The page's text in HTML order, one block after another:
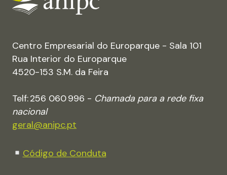
Centro Empresarial do Europarque - Sala 101
Rua Interior do Europarque
4520-153 S.M. da Feira
Telf: 256 060 996 - Chamada para a rede fixa
nacional
geral@anipc.pt
Código de Conduta